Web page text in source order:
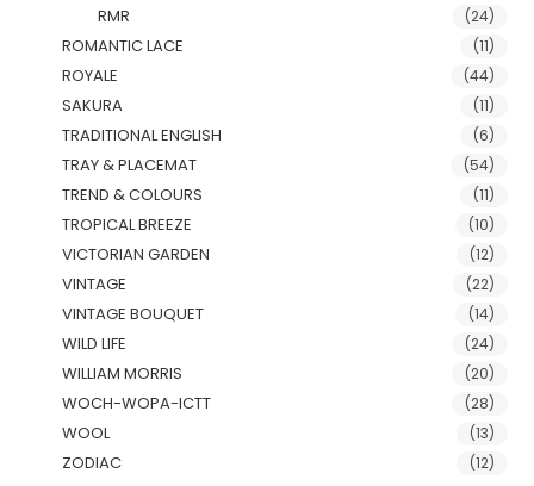
RMR (24)
ROMANTIC LACE (11)
ROYALE (44)
SAKURA (11)
TRADITIONAL ENGLISH (6)
TRAY & PLACEMAT (54)
TREND & COLOURS (11)
TROPICAL BREEZE (10)
VICTORIAN GARDEN (12)
VINTAGE (22)
VINTAGE BOUQUET (14)
WILD LIFE (24)
WILLIAM MORRIS (20)
WOCH-WOPA-ICTT (28)
WOOL (13)
ZODIAC (12)